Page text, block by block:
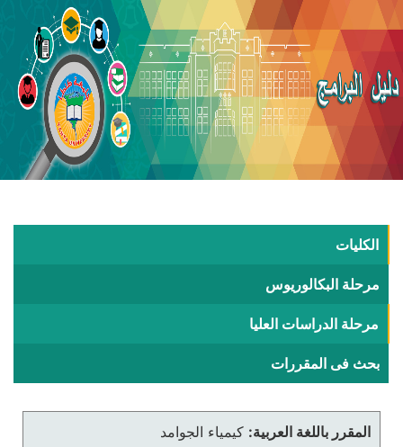
الكليات
مرحلة البكالوريوس
مرحلة الدراسات العليا
بحث فى المقررات
المقرر باللغة العربية: كيمياء الجوامد